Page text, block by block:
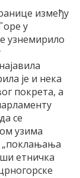
између
у
узнемирило
је и нека
покрета, а
се
узима
„поклањања
етничка